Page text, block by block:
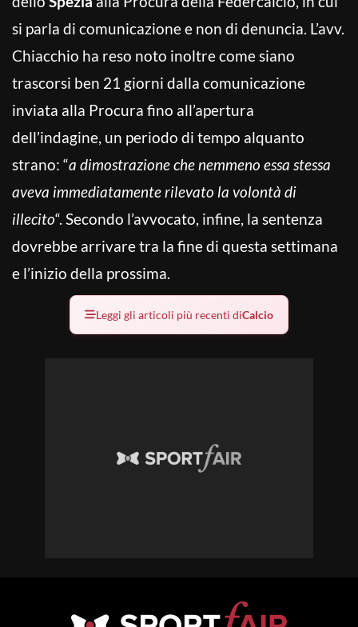
si parla di comunicazione e non di denuncia. L’avv.
Chiacchio ha reso noto inoltre come siano
trascorsi ben 21 giorni dalla comunicazione
inviata alla Procura fino all’apertura
dell’indagine, un periodo di tempo alquanto
strano: “a dimostrazione che nemmeno essa stessa
aveva immediatamente rilevato la volontà di
illecito“. Secondo l’avvocato, infine, la sentenza
dovrebbe arrivare tra la fine di questa settimana
e l’inizio della prossima.
Leggi gli articoli più recenti diCalcio